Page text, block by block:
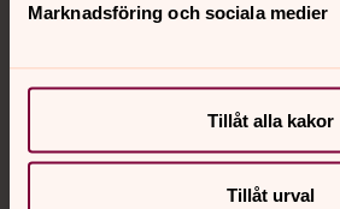
Marknadsföring och sociala medier
Tillåt alla kakor
Tillåt urval
Kalender